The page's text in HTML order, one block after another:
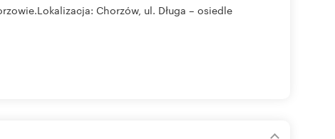
Chorzów, ul. Długa – osiedle